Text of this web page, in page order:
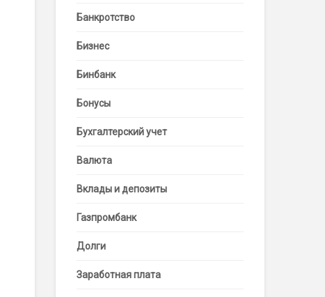
Банкротство
Бизнес
Бинбанк
Бонусы
Бухгалтерский учет
Валюта
Вклады и депозиты
Газпромбанк
Долги
Заработная плата